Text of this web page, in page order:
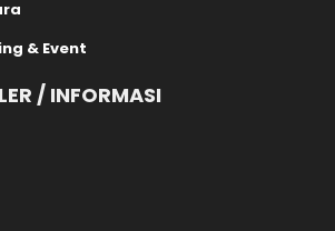
& Event
/ INFORMASI